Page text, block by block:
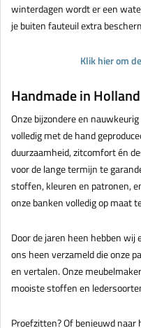
winterdagen wordt er een
je buiten fauteuil extra
Klik hier om
Handmade in Holland
Onze bijzondere en
volledig met de hand
duurzaamheid, zitcomfort én
voor de lange termijn te
stoffen, kleuren en patronen,
onze banken volledig op maat
Door de jaren heen hebben
ons heen verzameld die onze
en vertalen. Onze
mooiste stoffen en
Proefzitten? Of benieuwd